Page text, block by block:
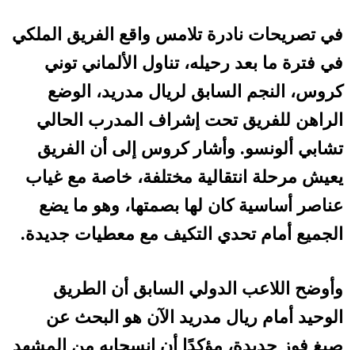
في تصريحات نادرة تلامس واقع الفريق الملكي
في فترة ما بعد رحيله، تناول الألماني توني
كروس، النجم السابق لريال مدريد، الوضع
الراهن للفريق تحت إشراف المدرب الحالي
تشابي ألونسو. وأشار كروس إلى أن الفريق
يعيش مرحلة انتقالية مختلفة، خاصة مع غياب
عناصر أساسية كان لها بصمتها، وهو ما يضع
الجميع أمام تحدي التكيف مع معطيات جديدة.
وأوضح اللاعب الدولي السابق أن الطريق
الوحيد أمام ريال مدريد الآن هو البحث عن
صيغ فوز جديدة، مؤكدًا أن انسحابه من المشهد